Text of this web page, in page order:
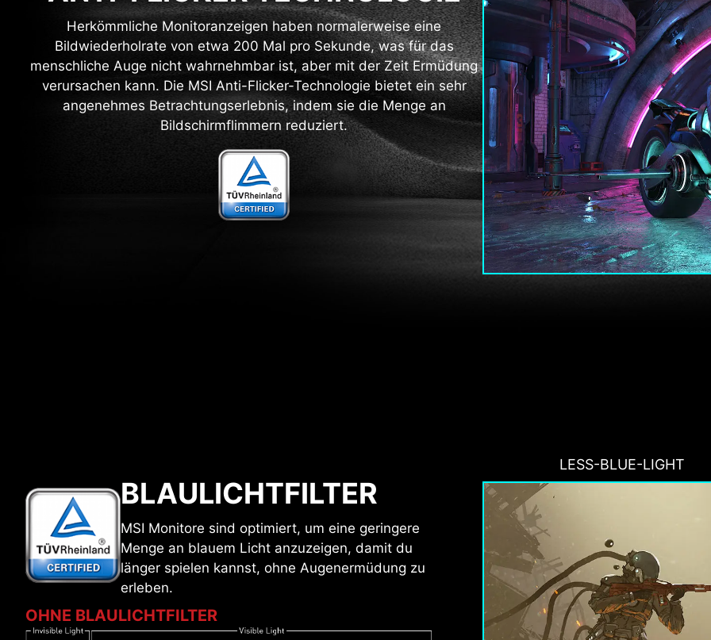
Herkömmliche Monitoranzeigen haben normalerweise eine
Bildwiederholrate von etwa 200 Mal pro Sekunde, was für das
menschliche Auge nicht wahrnehmbar ist, aber mit der Zeit Ermüdung
verursachen kann. Die MSI Anti-Flicker-Technologie bietet ein sehr
angenehmes Betrachtungserlebnis, indem sie die Menge an
Bildschirmflimmern reduziert.
LESS-BLUE-LIGHT
BLAULICHTFILTER
MSI Monitore sind optimiert, um eine geringere
Menge an blauem Licht anzuzeigen, damit du
länger spielen kannst, ohne Augenermüdung zu
erleben.
OHNE BLAULICHTFILTER